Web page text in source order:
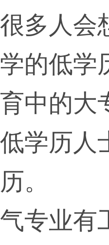
多人会
的低学
中的
学历
。
专业有